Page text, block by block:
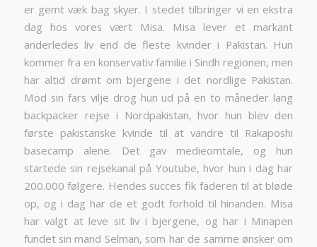
er gemt væk bag skyer. I stedet tilbringer vi en ekstra
dag hos vores vært Misa. Misa lever et markant
anderledes liv end de fleste kvinder i Pakistan. Hun
kommer fra en konservativ familie i Sindh regionen, men
har altid drømt om bjergene i det nordlige Pakistan.
Mod sin fars vilje drog hun ud på en to måneder lang
backpacker rejse i Nordpakistan, hvor hun blev den
første pakistanske kvinde til at vandre til Rakaposhi
basecamp alene. Det gav medieomtale, og hun
startede sin rejsekanal på Youtube, hvor hun i dag har
200.000 følgere. Hendes succes fik faderen til at bløde
op, og i dag har de et godt forhold til hinanden. Misa
har valgt at leve sit liv i bjergene, og har i Minapen
fundet sin mand Selman, som har de samme ønsker om